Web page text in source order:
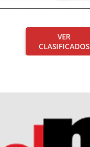
VER
CLASIFICADOS